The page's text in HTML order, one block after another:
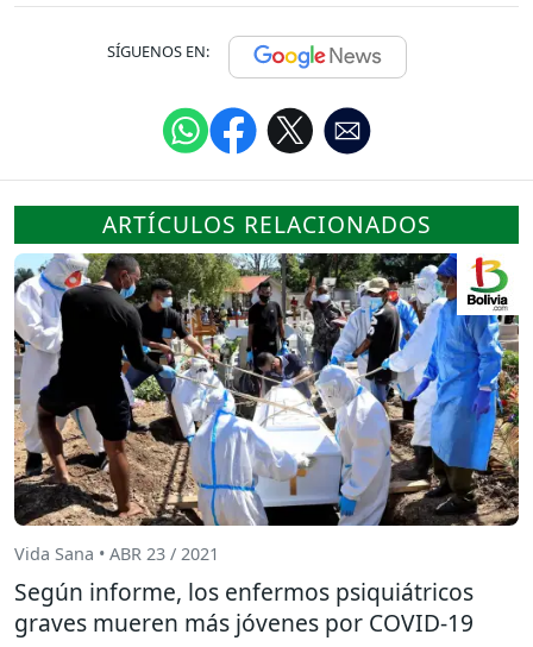
SÍGUENOS EN:
ARTÍCULOS RELACIONADOS
Vida Sana • ABR 23 / 2021
Según informe, los enfermos psiquiátricos
graves mueren más jóvenes por COVID-19